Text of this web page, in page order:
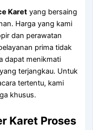
Karet yang bersaing
Harga yang kami
dan perawatan
prima tidak
dapat menikmati
terjangkau. Untuk
tertentu, kami
khusus.
Karet Proses